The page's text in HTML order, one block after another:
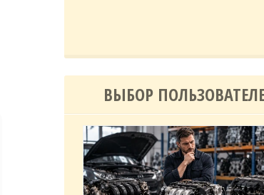
ВЫБОР